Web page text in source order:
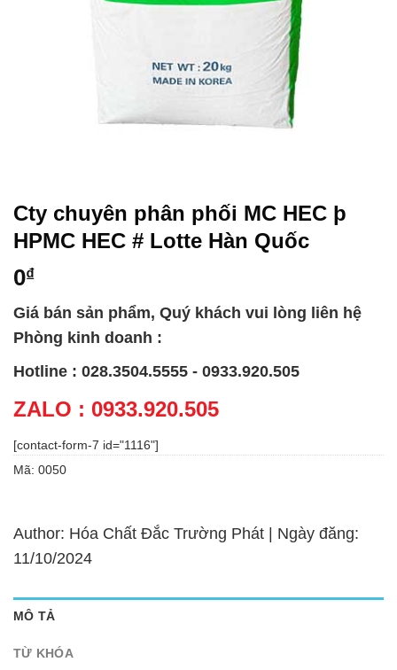
Cty chuyên phân phối MC HEC þ
HPMC HEC # Lotte Hàn Quốc
0₫
Giá bán sản phẩm, Quý khách vui lòng liên hệ
Phòng kinh doanh :
Hotline : 028.3504.5555 - 0933.920.505
ZALO : 0933.920.505
[contact-form-7 id="1116"]
Mã: 0050
Author: Hóa Chất Đắc Trường Phát | Ngày đăng:
11/10/2024
MÔ TẢ
TỪ KHÓA